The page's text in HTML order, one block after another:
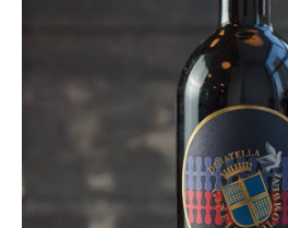
Итальянские вина
Французские вина
Испанские вина
Пиво